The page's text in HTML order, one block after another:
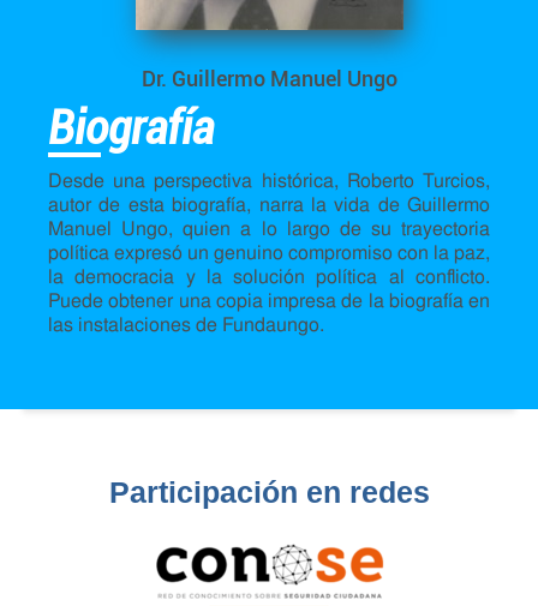
Dr. Guillermo Manuel Ungo
Biografía
Desde una perspectiva histórica, Roberto Turcios,
autor de esta biografía, narra la vida de Guillermo
Manuel Ungo, quien a lo largo de su trayectoria
política expresó un genuino compromiso con la paz,
la democracia y la solución política al conflicto.
Puede obtener una copia impresa de la biografía en
las instalaciones de Fundaungo.
Participación en redes